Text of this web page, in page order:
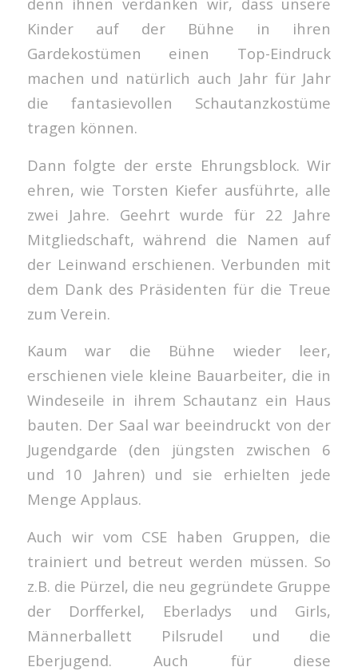
Kinder auf der Bühne in ihren
Gardekostümen einen Top-Eindruck
machen und natürlich auch Jahr für Jahr
die fantasievollen Schautanzkostüme
tragen können.
Dann folgte der erste Ehrungsblock. Wir
ehren, wie Torsten Kiefer ausführte, alle
zwei Jahre. Geehrt wurde für 22 Jahre
Mitgliedschaft, während die Namen auf
der Leinwand erschienen. Verbunden mit
dem Dank des Präsidenten für die Treue
zum Verein.
Kaum war die Bühne wieder leer,
erschienen viele kleine Bauarbeiter, die in
Windeseile in ihrem Schautanz ein Haus
bauten. Der Saal war beeindruckt von der
Jugendgarde (den jüngsten zwischen 6
und 10 Jahren) und sie erhielten jede
Menge Applaus.
Auch wir vom CSE haben Gruppen, die
trainiert und betreut werden müssen. So
z.B. die Pürzel, die neu gegründete Gruppe
der Dorfferkel, Eberladys und Girls,
Männerballett Pilsrudel und die
Eberjugend. Auch für diese